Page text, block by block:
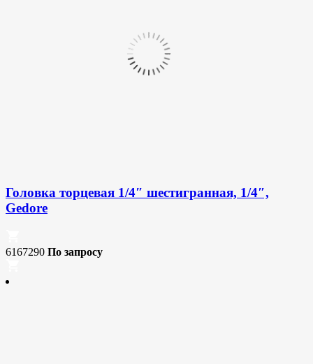
Головка торцевая 1/4″ шестигранная, 1/4″,
Gedore
6167290 По запросу